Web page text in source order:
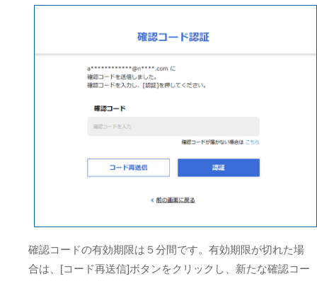
確認コードの有効期限は５分間です。有効期限が切れた場
合は、[コード再送信]ボタンをクリックし、新たな確認コー